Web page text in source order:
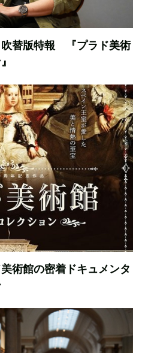
吹替版特報 『プラド美術
術館の密着ドキュメンタ